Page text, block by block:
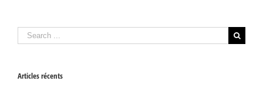
Search
for:
Articles récents